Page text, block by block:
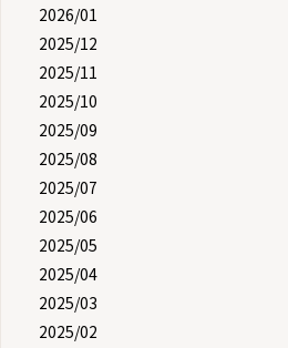
2026/01
2025/12
2025/11
2025/10
2025/09
2025/08
2025/07
2025/06
2025/05
2025/04
2025/03
2025/02